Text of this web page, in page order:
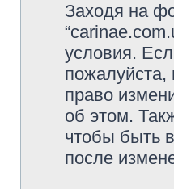
Заходя на
условия.
пожалуйста,
право
об этом.
чтобы быть
после